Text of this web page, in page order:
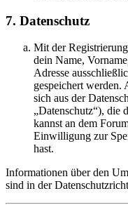
7. Datenschutz
Mit der
dein Name,
Adresse
gespeichert werden.
sich aus der
„Datenschutz“), die
kannst an dem
Einwilligung zur
hast.
Informationen über den
sind in der